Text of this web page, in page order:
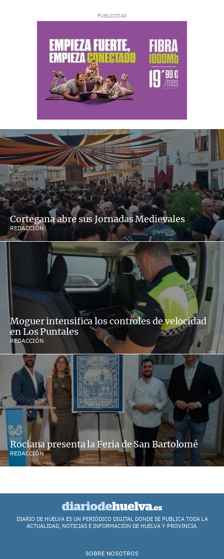
Cortegana abre sus Jornadas Medievales
REDACCIÓN
Moguer intensifica los controles de velocidad
en Los Puntales
REDACCIÓN
Rociana presenta la Feria de San Bartolomé
REDACCIÓN
DIARIO DE HUELVA ES UN PERIÓDICO DIGITAL DONDE SE PUBLICA TODA LA
ACTUALIDAD, NOTICIAS E INFORMACIÓN DE HUELVA Y PROVINCIA.
SOBRE NOSOTROS